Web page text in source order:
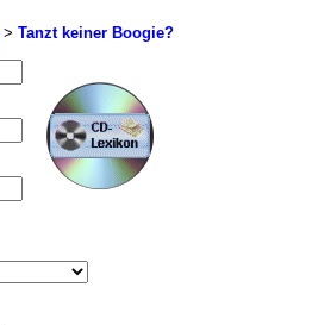
> Tanzt keiner Boogie?